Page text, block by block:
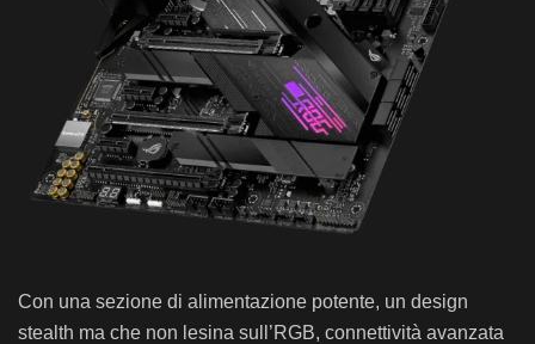
Con una sezione di alimentazione potente, un design
stealth ma che non lesina sull’RGB, connettività avanzata